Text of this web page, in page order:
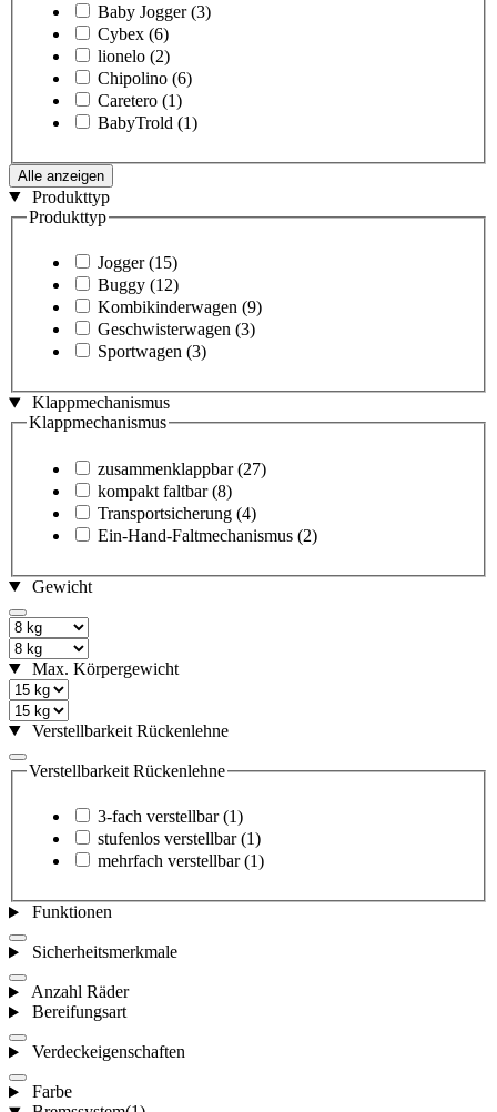
Baby Jogger (3)
Cybex (6)
lionelo (2)
Chipolino (6)
Caretero (1)
BabyTrold (1)
Alle anzeigen
Produkttyp
Produkttyp
Jogger (15)
Buggy (12)
Kombikinderwagen (9)
Geschwisterwagen (3)
Sportwagen (3)
Klappmechanismus
Klappmechanismus
zusammenklappbar (27)
kompakt faltbar (8)
Transportsicherung (4)
Ein-Hand-Faltmechanismus (2)
Gewicht
Max. Körpergewicht
Verstellbarkeit Rückenlehne
Verstellbarkeit Rückenlehne
3-fach verstellbar (1)
stufenlos verstellbar (1)
mehrfach verstellbar (1)
Funktionen
Sicherheitsmerkmale
Anzahl Räder
Bereifungsart
Verdeckeigenschaften
Farbe